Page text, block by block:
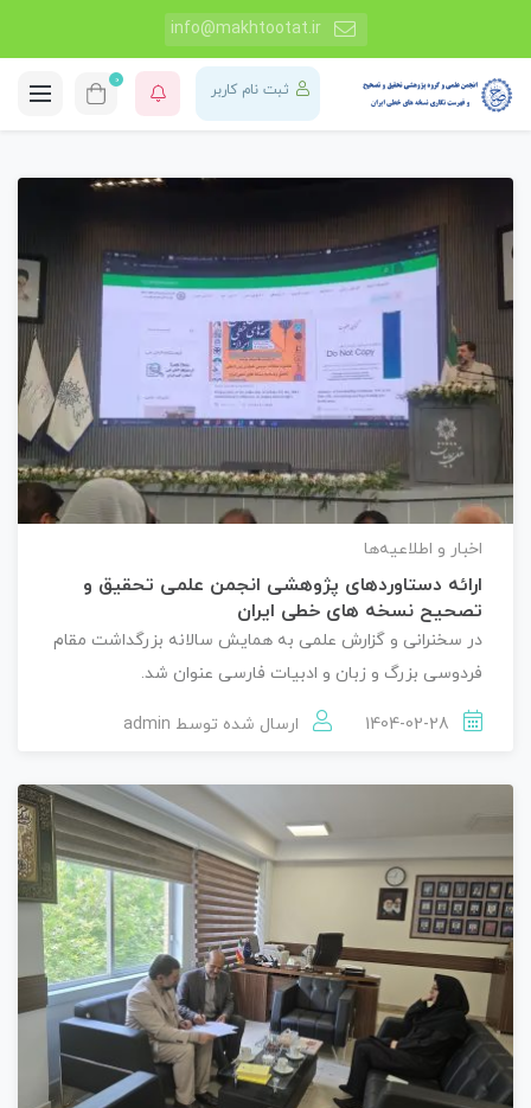
info@makhtootat.ir
ثبت نام کاربر
0
اخبار و اطلاعیه‌ها
ارائه دستاوردهای پژوهشی انجمن علمی تحقیق و
تصحیح نسخه های خطی ایران
در سخنرانی و گزارش علمی به همایش سالانه بزرگداشت مقام
فردوسی بزرگ و زبان و ادبیات فارسی عنوان شد.
ارسال شده توسط admin